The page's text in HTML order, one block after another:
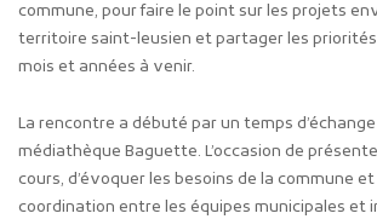
commune, pour faire le point sur les projets
territoire saint-leusien et partager les priorités
mois et années à venir.
La rencontre a débuté par un temps
médiathèque Baguette. L’occasion de
cours, d’évoquer les besoins de la commune
coordination entre les équipes municipales et